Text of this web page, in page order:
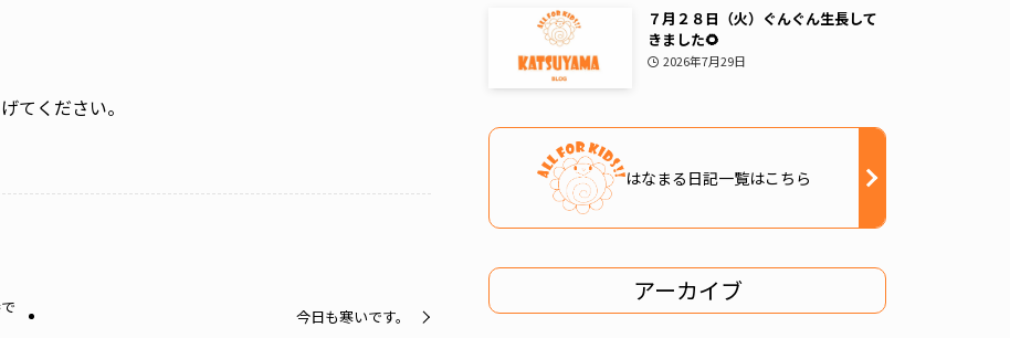
てください。
今日も寒いです。
７月２８日（火）ぐんぐん生長して
きました🌻
2026年7月29日
はなまる日記一覧はこちら
アーカイブ